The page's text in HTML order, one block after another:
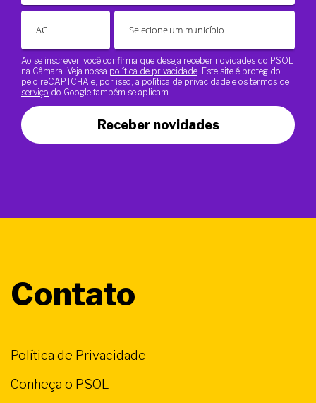
Ao se inscrever, você confirma que deseja receber novidades do PSOL
na Câmara. Veja nossa política de privacidade . Este site é protegido
pelo reCAPTCHA e, por isso, a política de privacidade e os termos de
serviço do Google também se aplicam.
Receber novidades
Contato
Política de Privacidade
Conheça o PSOL